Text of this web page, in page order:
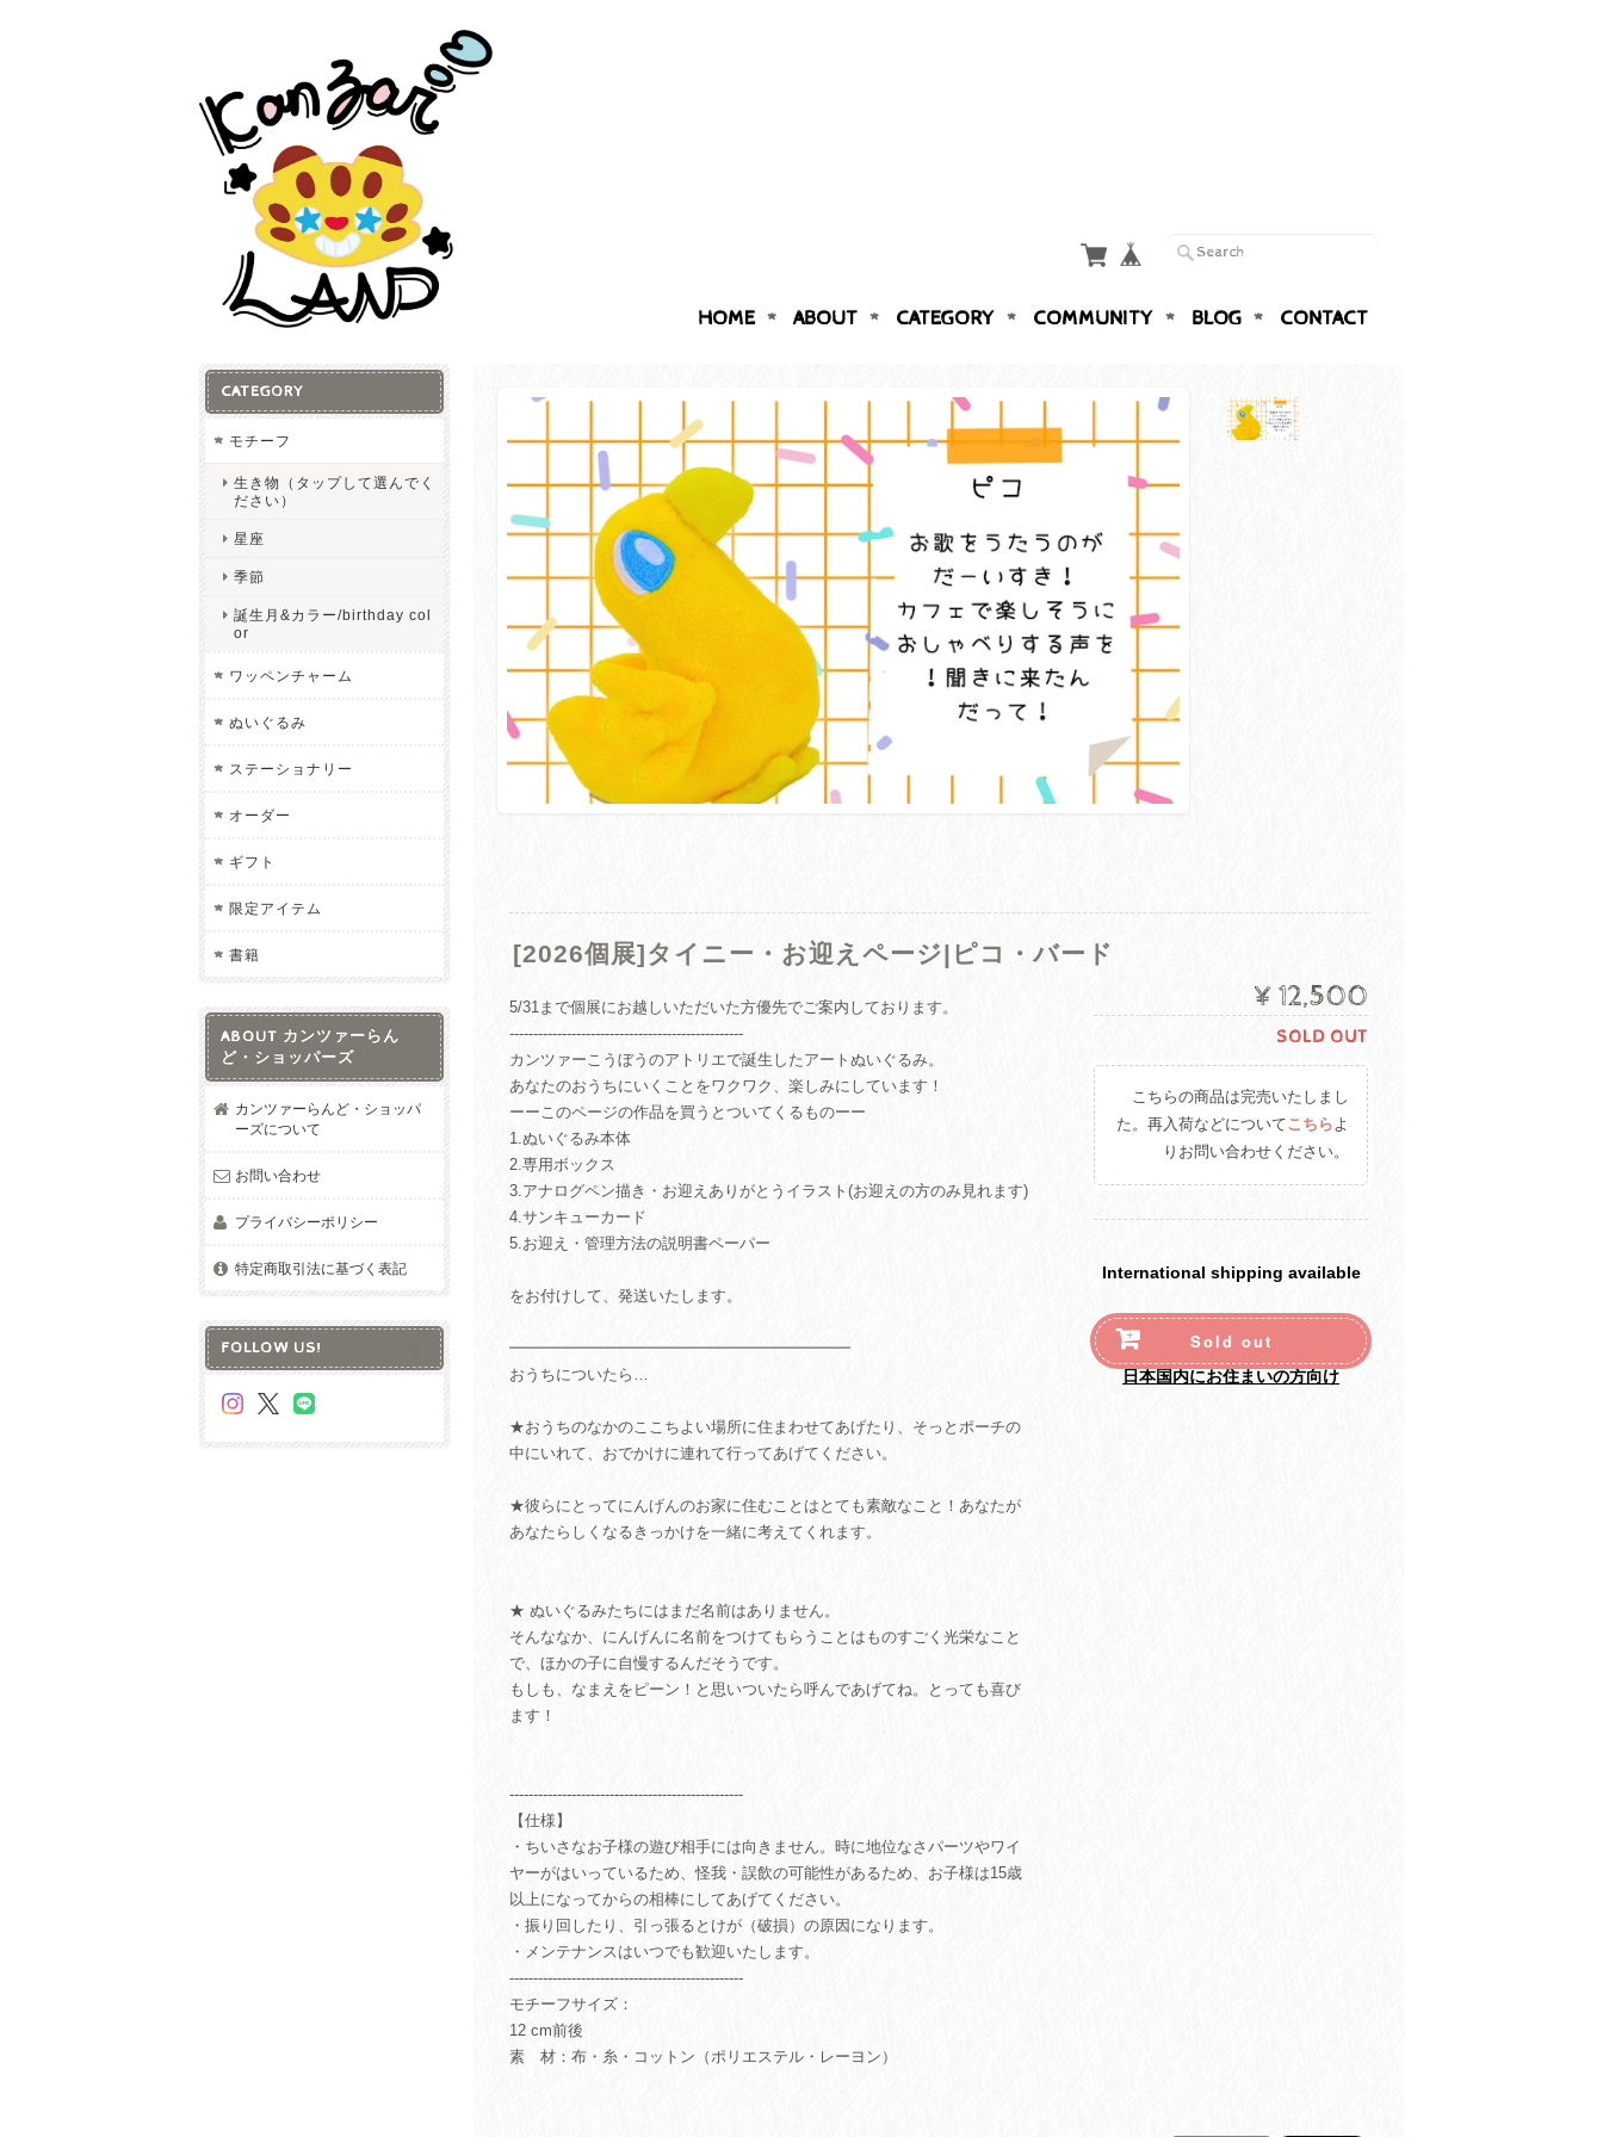
HOME ABOUT CATEGORY COMMUNITY BLOG CONTACT
[2026個展]タイニー・お迎えページ|ピコ・バード
5/31まで個展にお越しいただいた方優先でご案内しております。
-------------------------------------------------
カンツァーこうぼうのアトリエで誕生したアートぬいぐるみ。
あなたのおうちにいくことをワクワク、楽しみにしています！
ーーこのページの作品を買うとついてくるものーー
1.ぬいぐるみ本体
2.専用ボックス
3.アナログペン描き・お迎えありがとうイラスト(お迎えの方のみ見れます)
4.サンキューカード
5.お迎え・管理方法の説明書ペーパー
をお付けして、発送いたします。
━━━━━━━━━━━━━━━━━━━━━━
おうちについたら…
★おうちのなかのここちよい場所に住まわせてあげたり、そっとポーチの
中にいれて、おでかけに連れて行ってあげてください。
★彼らにとってにんげんのお家に住むことはとても素敵なこと！あなたが
あなたらしくなるきっかけを一緒に考えてくれます。
★ ぬいぐるみたちにはまだ名前はありません。
そんななか、にんげんに名前をつけてもらうことはものすごく光栄なこと
で、ほかの子に自慢するんだそうです。
もしも、なまえをピーン！と思いついたら呼んであげてね。とっても喜び
ます！
-------------------------------------------------
【仕様】
・ちいさなお子様の遊び相手には向きません。時に地位なさパーツやワイ
ヤーがはいっているため、怪我・誤飲の可能性があるため、お子様は15歳
以上になってからの相棒にしてあげてください。
・振り回したり、引っ張るとけが（破損）の原因になります。
・メンテナンスはいつでも歓迎いたします。
-------------------------------------------------
モチーフサイズ：
12 cm前後
素 材：布・糸・コットン（ポリエステル・レーヨン）
¥12,500
SOLD OUT
こちらの商品は完売いたしまし
た。再入荷などについてこちらよ
りお問い合わせください。
International shipping available
Sold out
日本国内にお住まいの方向け
CATEGORY
モチーフ
生き物（タップして選んでく
ださい）
星座
季節
誕生月&カラー/birthday col
or
ワッペンチャーム
ぬいぐるみ
ステーショナリー
オーダー
ギフト
限定アイテム
書籍
ABOUT カンツァーらん
ど・ショッパーズ
カンツァーらんど・ショッパ
ーズについて
お問い合わせ
プライバシーポリシー
特定商取引法に基づく表記
FOLLOW US!